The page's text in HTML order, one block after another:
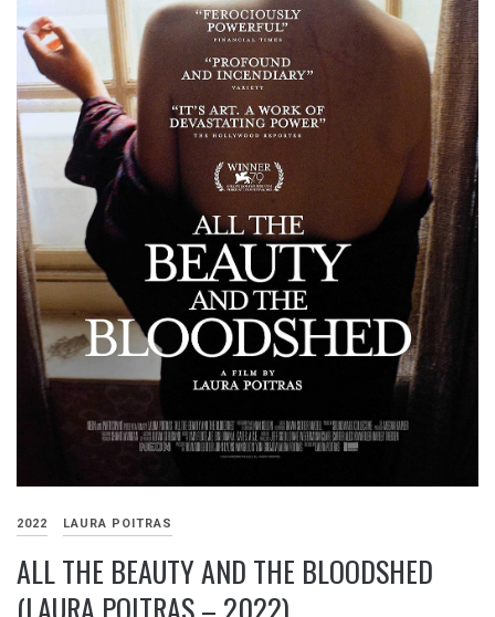
2022 LAURA POITRAS
ALL THE BEAUTY AND THE BLOODSHED